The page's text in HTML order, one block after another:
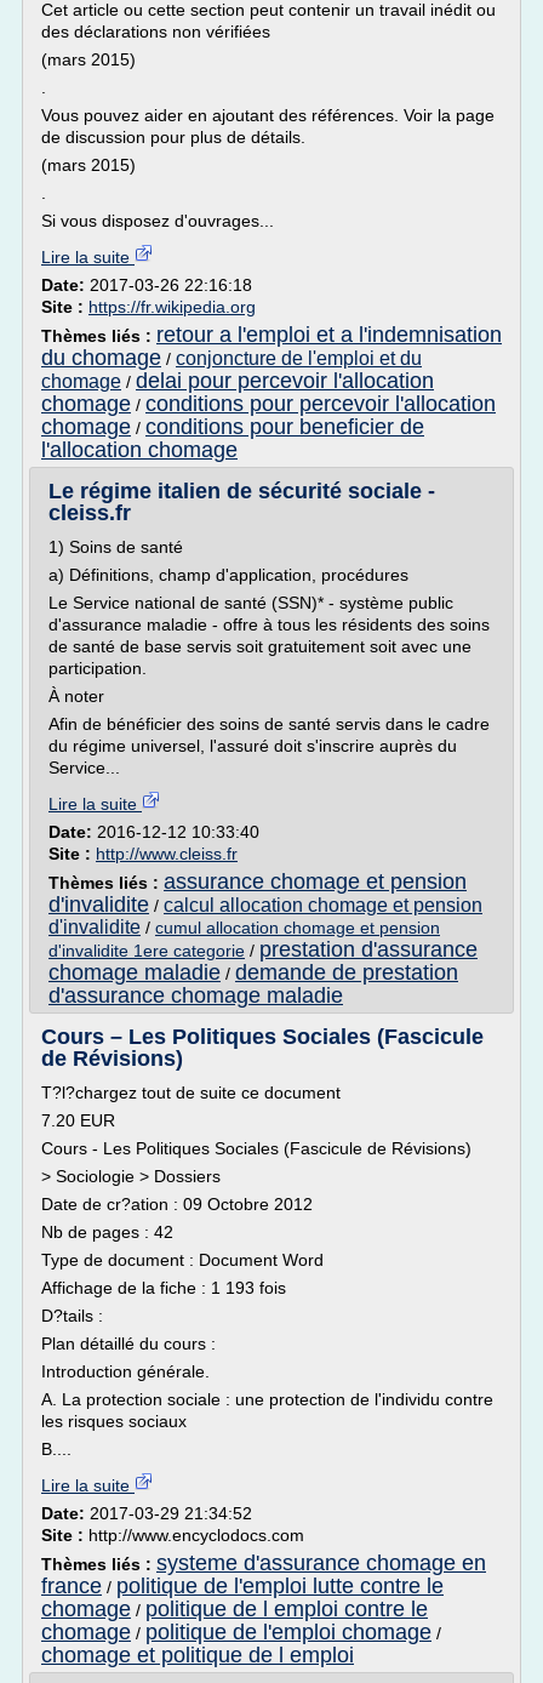
Cet article ou cette section peut contenir un travail inédit ou
des déclarations non vérifiées
(mars 2015)
Vous pouvez aider en ajoutant des références. Voir la page
de discussion pour plus de détails.
(mars 2015)
Si vous disposez d'ouvrages...
Lire la suite
Date: 2017-03-26 22:16:18
Site : https://fr.wikipedia.org
Thèmes liés : retour a l'emploi et a l'indemnisation
du chomage / conjoncture de l'emploi et du
chomage / delai pour percevoir l'allocation
chomage / conditions pour percevoir l'allocation
chomage / conditions pour beneficier de
l'allocation chomage
Le régime italien de sécurité sociale -
cleiss.fr
1) Soins de santé
a) Définitions, champ d'application, procédures
Le Service national de santé (SSN)* - système public
d'assurance maladie - offre à tous les résidents des soins
de santé de base servis soit gratuitement soit avec une
participation.
À noter
Afin de bénéficier des soins de santé servis dans le cadre
du régime universel, l'assuré doit s'inscrire auprès du
Service...
Lire la suite
Date: 2016-12-12 10:33:40
Site : http://www.cleiss.fr
Thèmes liés : assurance chomage et pension
d'invalidite / calcul allocation chomage et pension
d'invalidite / cumul allocation chomage et pension
d'invalidite 1ere categorie / prestation d'assurance
chomage maladie / demande de prestation
d'assurance chomage maladie
Cours – Les Politiques Sociales (Fascicule
de Révisions)
T?l?chargez tout de suite ce document
7.20 EUR
Cours - Les Politiques Sociales (Fascicule de Révisions)
> Sociologie > Dossiers
Date de cr?ation : 09 Octobre 2012
Nb de pages : 42
Type de document : Document Word
Affichage de la fiche : 1 193 fois
D?tails :
Plan détaillé du cours :
Introduction générale.
A. La protection sociale : une protection de l'individu contre
les risques sociaux
B....
Lire la suite
Date: 2017-03-29 21:34:52
Site : http://www.encyclodocs.com
Thèmes liés : systeme d'assurance chomage en
france / politique de l'emploi lutte contre le
chomage / politique de l emploi contre le
chomage / politique de l'emploi chomage /
chomage et politique de l emploi